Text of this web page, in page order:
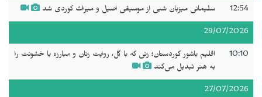
12:54 سلیمانی میزبان شبی از موسیقی اصیل و میراث کوردی شد
29/07/2026
10:10
اقلیم باشور کوردستان؛ زنی که با گِل، روایت زنان و مبارزه با خشونت را
به هنر تبدیل می‌کند
27/07/2026